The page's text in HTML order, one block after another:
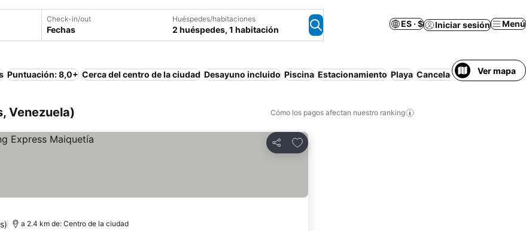
Check-in/out
Fechas
Huéspedes/habitaciones
2 huéspedes, 1 habitación
ES · $ Iniciar sesión Menú
Puntuación: 8,0+ Cerca del centro de la ciudad Desayuno incluido Piscina Estacionamiento Playa Cancelación gratuita
Ver mapa
Venezuela) Cómo los pagos afectan nuestro ranking
Compartir
Agregar a favoritos
a 2.4 km de: Centro de la ciudad